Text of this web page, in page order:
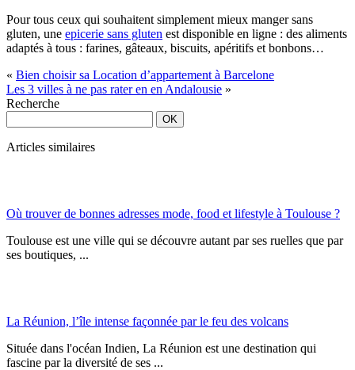
Pour tous ceux qui souhaitent simplement mieux manger sans
gluten, une epicerie sans gluten est disponible en ligne : des aliments
adaptés à tous : farines, gâteaux, biscuits, apéritifs et bonbons…
« Bien choisir sa Location d’appartement à Barcelone
Les 3 villes à ne pas rater en en Andalousie »
Recherche
Articles similaires
Où trouver de bonnes adresses mode, food et lifestyle à Toulouse ?
Toulouse est une ville qui se découvre autant par ses ruelles que par
ses boutiques, ...
La Réunion, l’île intense façonnée par le feu des volcans
Située dans l'océan Indien, La Réunion est une destination qui
fascine par la diversité de ses ...